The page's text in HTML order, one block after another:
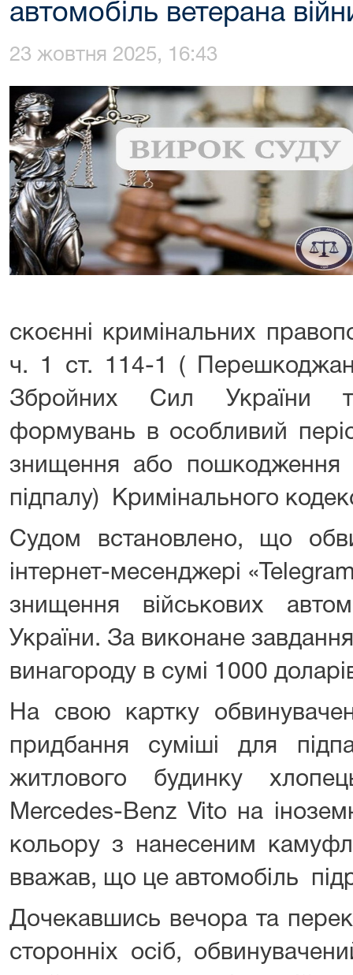
автомобіль ветерана
23 жовтня 2025, 16:43
скоєнні кримінальних
ч. 1 ст. 114-1 (
Збройних Сил України
формувань в особливий
знищення або
підпалу) Кримінального
Судом встановлено, що
інтернет-месенджері
знищення військових
України. За виконане
винагороду в сумі 1000
На свою картку
придбання суміші для
житлового будинку
Mercedes-Benz Vito на
кольору з нанесеним
вважав, що це автомобіль
Дочекавшись вечора та
сторонніх осіб,